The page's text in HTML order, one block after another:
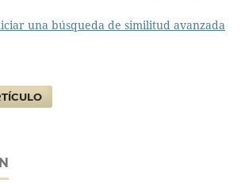
una búsqueda de similitud avanzada